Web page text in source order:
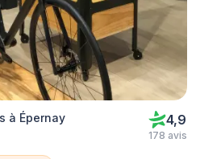
à Épernay 4,9
178 avis